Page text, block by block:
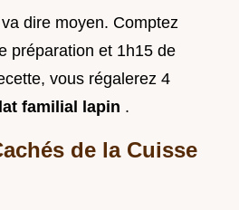
dire moyen. Comptez
préparation et 1h15 de
vous régalerez 4
familial lapin .
de la Cuisse